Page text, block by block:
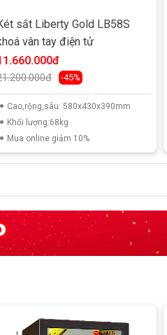
sắt Liberty Gold LB58S
vân tay điện tử
-45%
Cao,rộng,sâu: 580x430x390mm
Khối lượng:68kg
Mua online giảm 10%